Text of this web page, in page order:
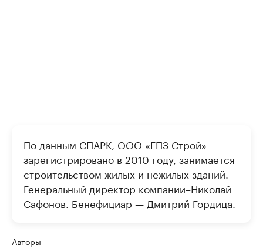
По данным СПАРК, ООО «ГПЗ Строй»
зарегистрировано в 2010 году, занимается
строительством жилых и нежилых зданий.
Генеральный директор компании–Николай
Сафонов. Бенефициар — Дмитрий Гордица.
Авторы